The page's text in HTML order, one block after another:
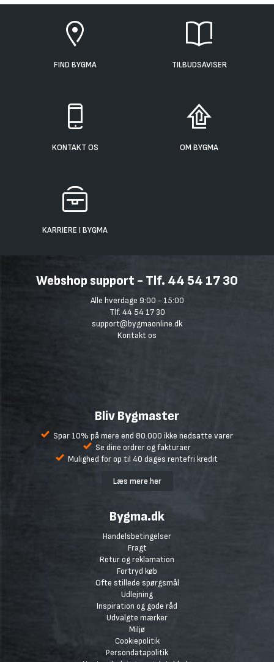
FIND BYGMA TILBUDSAVISER
KONTAKT OS OM BYGMA
KARRIERE I BYGMA
Webshop support - Tlf. 44 54 17 30
Alle hverdage 9:00 - 15:00
Tlf. 44 54 17 30
support@bygmaonline.dk
Kontakt os
Bliv Bygmaster
Spar 10% på mere end 80.000 ikke nedsatte varer
Se dine ordrer og fakturaer
Mulighed for op til 40 dages rentefri kredit
Læs mere her
Bygma.dk
Handelsbetingelser
Fragt
Retur og reklamation
Fortryd køb
Ofte stillede spørgsmål
Udlejning
Inspiration og gode råd
Udvalgte mærker
Miljø
Cookiepolitik
Persondatapolitik